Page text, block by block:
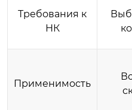
Требования к
НК
Применимость